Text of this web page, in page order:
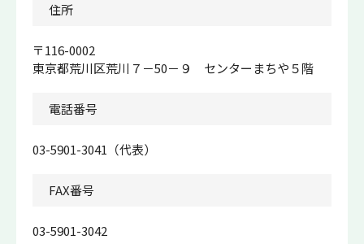
住所
〒116-0002
東京都荒川区荒川７－50－９ センターまちや５階
電話番号
03-5901-3041（代表）
FAX番号
03-5901-3042